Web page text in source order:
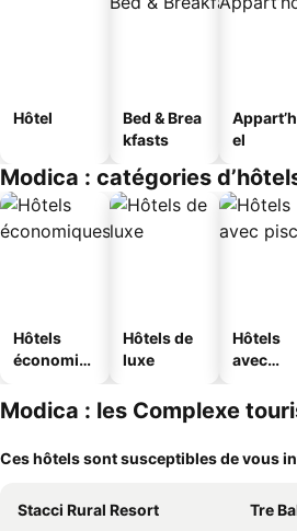
Hôtel
Bed & Brea
kfasts
el
Modica : catégories
Hôtels
économiq
Hôtels de
luxe
Hôtels
avec
Modica : les Complexe
Ces hôtels sont susceptibles de vous
Stacci Rural Resort
Tre